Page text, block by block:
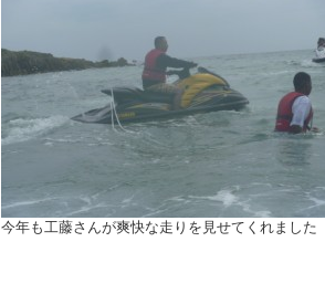
今年も工藤さんが爽快な走りを見せてくれました